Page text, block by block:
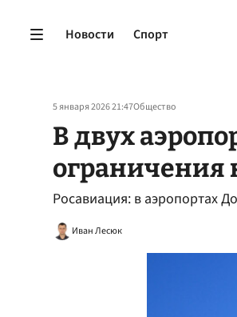
Новости Спорт
5 января 2026 21:47Общество
В двух
ограничения
Росавиация: в аэропортах
Иван Лесюк